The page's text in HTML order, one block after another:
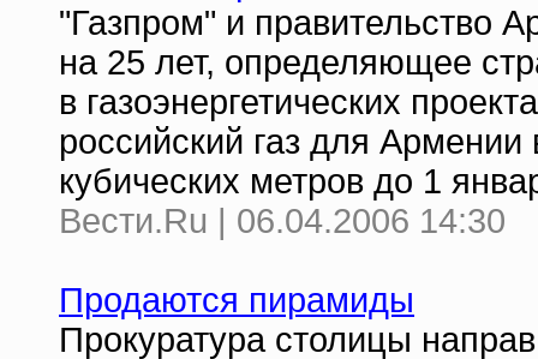
"Газпром" и правительство
на 25 лет, определяющее
в газоэнергетических
российский газ для
кубических метров до 1
Вести.Ru | 06.04.2006 14:30
Продаются пирамиды
Прокуратура столицы